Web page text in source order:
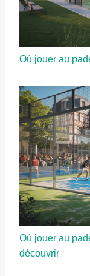
Où jouer au
Où jouer au
découvrir